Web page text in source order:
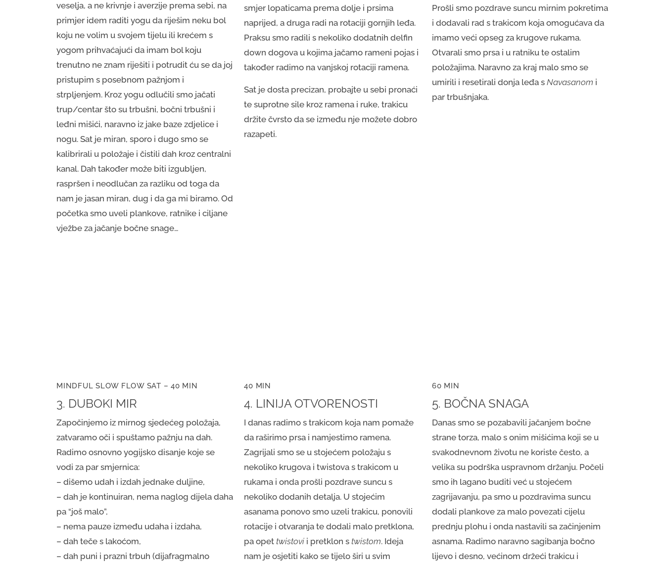
veselja, a ne krivnje i averzije prema sebi, na
primjer idem raditi yogu da riješim neku bol
koju ne volim u svojem tijelu ili krećem s
yogom prihvaćajući da imam bol koju
trenutno ne znam riješiti i potrudit ću se da joj
pristupim s posebnom pažnjom i
strpljenjem. Kroz yogu odlučili smo jačati
trup/centar što su trbušni, bočni trbušni i
leđni mišići, naravno iz jake baze zdjelice i
nogu. Sat je miran, sporo i dugo smo se
kalibrirali u položaje i čistili dah kroz centralni
kanal. Dah također može biti izgubljen,
raspršen i neodlučan za razliku od toga da
nam je jasan miran, dug i da ga mi biramo. Od
početka smo uveli plankove, ratnike i ciljane
vježbe za jačanje bočne snage…
smjer lopaticama prema dolje i prsima
naprijed, a druga radi na rotaciji gornjih leđa.
Praksu smo radili s nekoliko dodatnih delfin
down dogova u kojima jačamo rameni pojas i
također radimo na vanjskoj rotaciji ramena.
Sat je dosta precizan, probajte u sebi pronaći
te suprotne sile kroz ramena i ruke, trakicu
držite čvrsto da se između nje možete dobro
razapeti.
Prošli smo pozdrave suncu mirnim pokretima
i dodavali rad s trakicom koja omogućava da
imamo veći opseg za krugove rukama.
Otvarali smo prsa i u ratniku te ostalim
položajima. Naravno za kraj malo smo se
umirili i resetirali donja leđa s Navasanom i
par trbušnjaka.
MINDFUL SLOW FLOW SAT – 40 MIN
3. DUBOKI MIR
Započinjemo iz mirnog sjedećeg položaja,
zatvaramo oči i spuštamo pažnju na dah.
Radimo osnovno yogijsko disanje koje se
vodi za par smjernica:
– dišemo udah i izdah jednake duljine,
– dah je kontinuiran, nema naglog dijela daha
pa “još malo”,
– nema pauze između udaha i izdaha,
– dah teče s lakoćom,
– dah puni i prazni trbuh (dijafragmalno
40 MIN
4. LINIJA OTVORENOSTI
I danas radimo s trakicom koja nam pomaže
da raširimo prsa i namjestimo ramena.
Zagrijali smo se u stojećem položaju s
nekoliko krugova i twistova s trakicom u
rukama i onda prošli pozdrave suncu s
nekoliko dodanih detalja. U stojećim
asanama ponovo smo uzeli trakicu, ponovili
rotacije i otvaranja te dodali malo pretklona,
pa opettwistovi i pretklon stwistom. Ideja
nam je osjetiti kako se tijelo širi u svim
60 MIN
5. BOČNA SNAGA
Danas smo se pozabavili jačanjem bočne
strane torza, malo s onim mišićima koji se u
svakodnevnom životu ne koriste često, a
velika su podrška uspravnom držanju. Počeli
smo ih lagano buditi već u stojećem
zagrijavanju, pa smo u pozdravima suncu
dodali plankove za malo povezati cijelu
prednju plohu i onda nastavili sa začinjenim
asnama. Radimo naravno sagibanja bočno
lijevo i desno, većinom držeći trakicu i